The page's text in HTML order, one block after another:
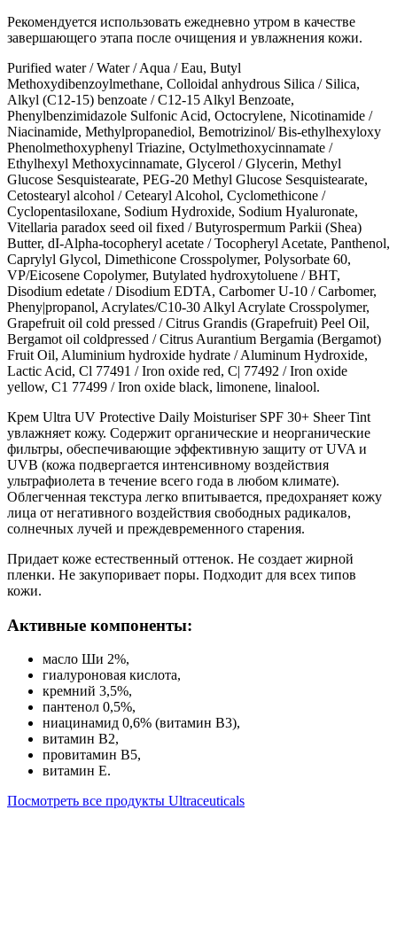
Рекомендуется использовать ежедневно утром в качестве
завершающего этапа после очищения и увлажнения кожи.
Purified water / Water / Aqua / Eau, Butyl
Methoxydibenzoylmethane, Colloidal anhydrous Silica / Silica,
Alkyl (C12-15) benzoate / C12-15 Alkyl Benzoate,
Phenylbenzimidazole Sulfonic Acid, Octocrylene, Nicotinamide /
Niacinamide, Methylpropanediol, Bemotrizinol/ Bis-ethylhexyloxy
Phenolmethoxyphenyl Triazine, Octylmethoxycinnamate /
Ethylhexyl Methoxycinnamate, Glycerol / Glycerin, Methyl
Glucose Sesquistearate, PEG-20 Methyl Glucose Sesquistearate,
Cetostearyl alcohol / Cetearyl Alcohol, Cyclomethicone /
Cyclopentasiloxane, Sodium Hydroxide, Sodium Hyaluronate,
Vitellaria paradox seed oil fixed / Butyrospermum Parkii (Shea)
Butter, dI-Alpha-tocopheryl acetate / Tocopheryl Acetate, Panthenol,
Caprylyl Glycol, Dimethicone Crosspolymer, Polysorbate 60,
VP/Eicosene Copolymer, Butylated hydroxytoluene / BHT,
Disodium edetate / Disodium EDTA, Carbomer U-10 / Carbomer,
Pheny|propanol, Acrylates/C10-30 Alkyl Acrylate Crosspolymer,
Grapefruit oil cold pressed / Citrus Grandis (Grapefruit) Peel Oil,
Bergamot oil coldpressed / Citrus Aurantium Bergamia (Bergamot)
Fruit Oil, Aluminium hydroxide hydrate / Aluminum Hydroxide,
Lactic Acid, Cl 77491 / Iron oxide red, C| 77492 / Iron oxide
yellow, C1 77499 / Iron oxide black, limonene, linalool.
Крем Ultra UV Protective Daily Moisturiser SPF 30+ Sheer Tint
увлажняет кожу. Содержит органические и неорганические
фильтры, обеспечивающие эффективную защиту от UVA и
UVB (кожа подвергается интенсивному воздействия
ультрафиолета в течение всего года в любом климате).
Облегченная текстура легко впитывается, предохраняет кожу
лица от негативного воздействия свободных радикалов,
солнечных лучей и преждевременного старения.
Придает коже естественный оттенок. Не создает жирной
пленки. Не закупоривает поры. Подходит для всех типов
кожи.
Активные компоненты:
масло Ши 2%,
гиалуроновая кислота,
кремний 3,5%,
пантенол 0,5%,
ниацинамид 0,6% (витамин В3),
витамин В2,
провитамин В5,
витамин Е.
Посмотреть все продукты Ultraceuticals